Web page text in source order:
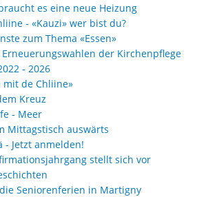
es eine neue Heizung
- «Kauzi» wer bist du?
zum Thema «Essen»
der Kirchenpflege
- 2026
mit de Chliine»
Kreuz
- Meer
Mittagstisch auswärts
- Jetzt anmelden!
stellt sich vor
Seniorenferien in Martigny